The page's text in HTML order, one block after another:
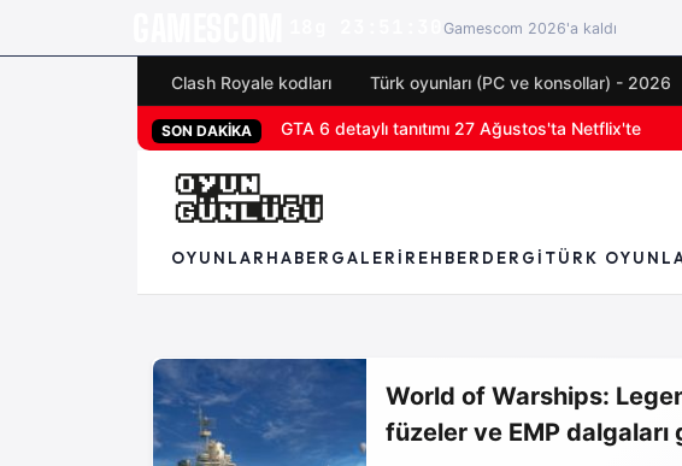
Gamescom 2026'a kaldı
Clash Royale kodları Türk oyunları (PC ve konsollar) - 2026
SON DAKİKA GTA 6 detaylı tanıtımı 27 Ağustos'ta Netflix'te
San Diego Comic-Con 2026 tüm oyun duyuruları
OYUNLAR HABER GALERI REHBER DERGI TÜRK
World of Warships:
füzeler ve EMP dalgaları